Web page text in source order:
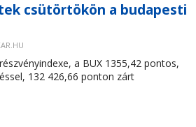
csütörtökön a budapesti
a BUX 1355,42 pontos,
132 426,66 ponton zárt